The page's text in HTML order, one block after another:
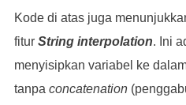
Kode di atas juga
fitur String interpolation. Ini
menyisipkan variabel ke
tanpa concatenation